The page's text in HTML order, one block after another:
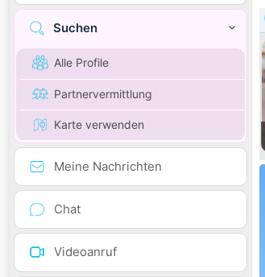
Suchen
Alle Profile
Partnervermittlung
Karte verwenden
Meine Nachrichten
Chat
Videoanruf